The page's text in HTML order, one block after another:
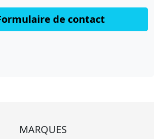
de contact
MARQUES